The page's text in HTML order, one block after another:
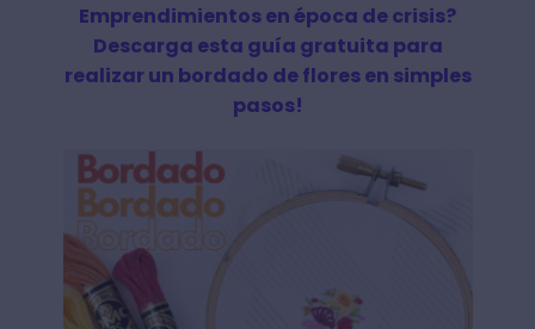
Emprendimientos en época de crisis?
Descarga esta guía gratuita para
realizar un bordado de flores en simples
pasos!